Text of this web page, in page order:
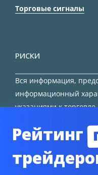
Торговые сигналы
РИСКИ
Вся информация,
информационный
указаниями к
Рейтинг